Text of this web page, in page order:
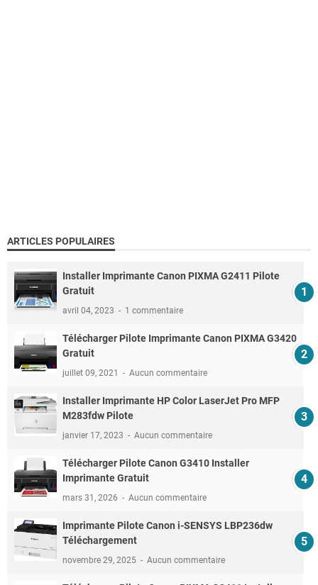
ARTICLES POPULAIRES
Installer Imprimante Canon PIXMA G2411 Pilote
Gratuit
avril 04, 2023 1 commentaire
Télécharger Pilote Imprimante Canon PIXMA G3420
Gratuit
juillet 09, 2021 Aucun commentaire
Installer Imprimante HP Color LaserJet Pro MFP
M283fdw Pilote
janvier 17, 2023 Aucun commentaire
Télécharger Pilote Canon G3410 Installer
Imprimante Gratuit
mars 31, 2026 Aucun commentaire
Imprimante Pilote Canon i-SENSYS LBP236dw
Téléchargement
novembre 29, 2025 Aucun commentaire